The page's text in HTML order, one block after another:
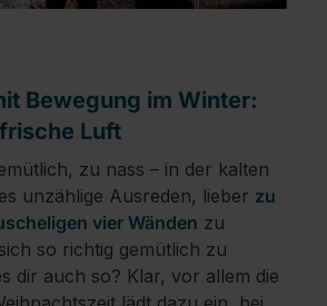
Bewegung im Winter:
Luft
zu nass – in der kalten
unzählige Ausreden, lieber zu
vier Wänden zu
so richtig gemütlich zu
dir auch so? Klar, vor allem die